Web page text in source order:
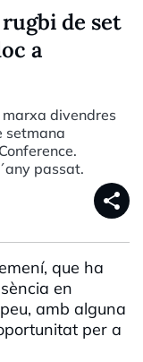
de set
a
divendres
setmana
passat.
share
que ha
en
amb alguna
per a